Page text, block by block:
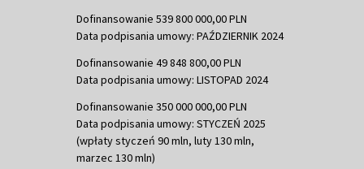
Dofinansowanie 539 800 000,00 PLN
Data podpisania umowy: PAŹDZIERNIK 2024
Dofinansowanie 49 848 800,00 PLN
Data podpisania umowy: LISTOPAD 2024
Dofinansowanie 350 000 000,00 PLN
Data podpisania umowy: STYCZEŃ 2025
(wpłaty styczeń 90 mln, luty 130 mln,
marzec 130 mln)